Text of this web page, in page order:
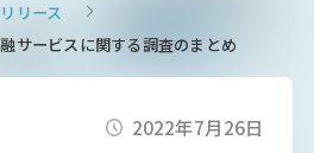
リース
サービスに関する調査のまとめ
2022年7月26日